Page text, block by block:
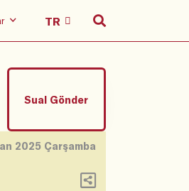
Sual Gönder
2025 Çarşamba